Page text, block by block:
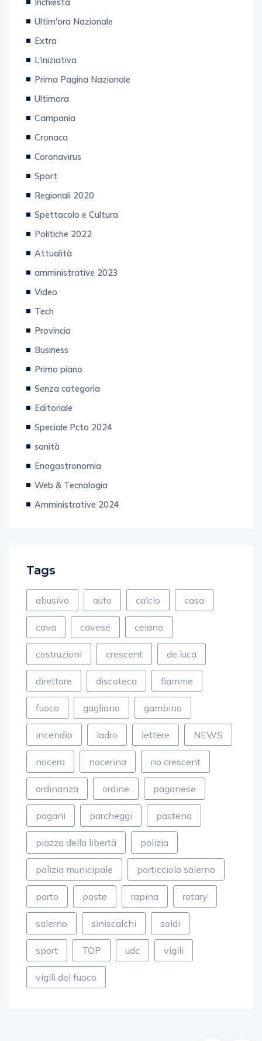
Ultim'ora Nazionale
Extra
L'iniziativa
Prima Pagina Nazionale
Ultimora
Campania
Cronaca
Coronavirus
Sport
Regionali 2020
Spettacolo e Cultura
Politiche 2022
Attualità
amministrative 2023
Video
Tech
Provincia
Business
Primo piano
Senza categoria
Editoriale
Speciale Pcto 2024
sanità
Enogastronomia
Web & Tecnologia
Amministrative 2024
Tags
abusivo auto calcio casa
cava cavese celano
costruzioni crescent de luca
direttore discoteca fiamme
fuoco gagliano gambino
incendio ladro lettere NEWS
nocera nocerina no crescent
ordinanza ordine paganese
pagani parcheggi pastena
piazza della libertà polizia
polizia municipale porticciolo salerno
porto poste rapina rotary
salerno siniscalchi soldi
sport TOP udc vigili
vigili del fuoco